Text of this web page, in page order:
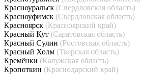
Красноуральск (Свердловская область)
Красноуфимск (Свердловская область)
Красноярск (Красноярский край)
Красный Кут (Саратовская область)
Красный Сулин (Ростовская область)
Красный Холм (Тверская область)
Кремёнки (Калужская область)
Кропоткин (Краснодарский край)